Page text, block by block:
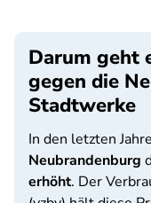
Darum geht
gegen die
Stadtwerke
In den letzten
Neubrandenburg
erhöht. Der